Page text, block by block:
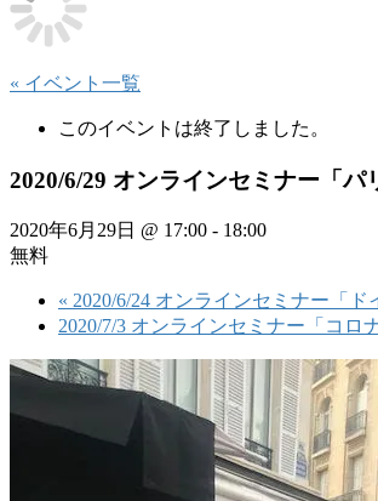
« イベント一覧
このイベントは終了しました。
2020/6/29 オンラインセミナー「パ
2020年6月29日 @ 17:00 - 18:00
無料
« 2020/6/24 オンラインセミナー「
2020/7/3 オンラインセミナー「コロ